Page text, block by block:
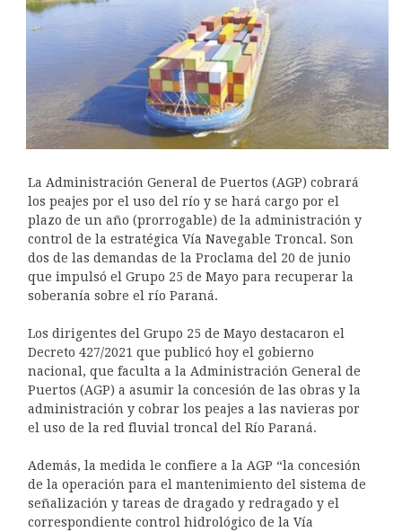
La Administración General de Puertos (AGP) cobrará
los peajes por el uso del río y se hará cargo por el
plazo de un año (prorrogable) de la administración y
control de la estratégica Vía Navegable Troncal. Son
dos de las demandas de la Proclama del 20 de junio
que impulsó el Grupo 25 de Mayo para recuperar la
soberanía sobre el río Paraná.
Los dirigentes del Grupo 25 de Mayo destacaron el
Decreto 427/2021 que publicó hoy el gobierno
nacional, que faculta a la Administración General de
Puertos (AGP) a asumir la concesión de las obras y la
administración y cobrar los peajes a las navieras por
el uso de la red fluvial troncal del Río Paraná.
Además, la medida le confiere a la AGP “la concesión
de la operación para el mantenimiento del sistema de
señalización y tareas de dragado y redragado y el
correspondiente control hidrológico de la Vía